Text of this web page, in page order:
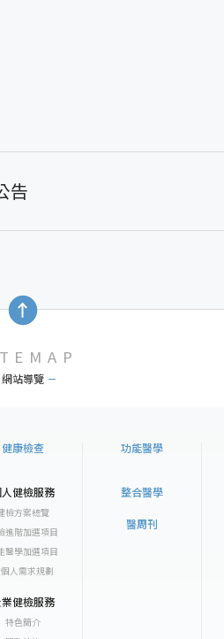
告
網站導覽
健康檢查
健檢服務
檢方案總覽
進階加選項目
醫學加選項目
人需求規劃
健檢服務
特色簡介
功能醫學
整合醫學
醫周刊